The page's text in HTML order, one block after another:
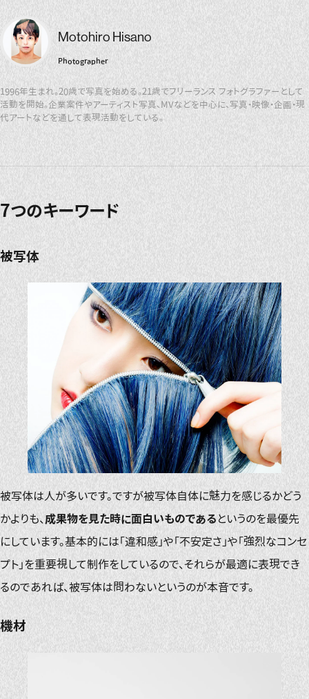
Motohiro Hisano
Photographer
1996年生まれ。20歳で写真を始める。21歳でフリーランス フォトグラファーとして
活動を開始。企業案件やアーティスト写真、MVなどを中心に、写真・映像・企画・現
代アートなどを通して表現活動をしている。
7つのキーワード
被写体
被写体は人が多いです。ですが被写体自体に魅力を感じるかどう
かよりも、成果物を見た時に面白いものである というのを最優先
にしています。基本的には「違和感」や「不安定さ」や「強烈なコンセ
プト」を重要視して制作をしているので、それらが最適に表現でき
るのであれば、被写体は問わないというのが本音です。
機材